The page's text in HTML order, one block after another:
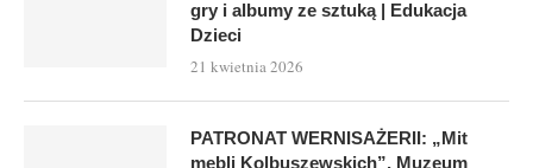
gry i albumy ze sztuką | Edukacja
Dzieci
21 kwietnia 2026
PATRONAT WERNISAŻERII: „Mit
mebli Kolbuszewskich”, Muzeum